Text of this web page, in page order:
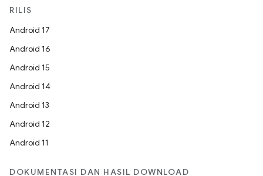
RILIS
Android 17
Android 16
Android 15
Android 14
Android 13
Android 12
Android 11
DOKUMENTASI DAN HASIL DOWNLOAD